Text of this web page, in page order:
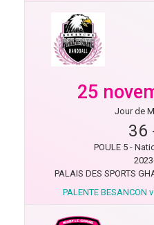
25
Jour de
36
POULE 5 -
PALAIS DES SPORTS
PALENTE BESANCON